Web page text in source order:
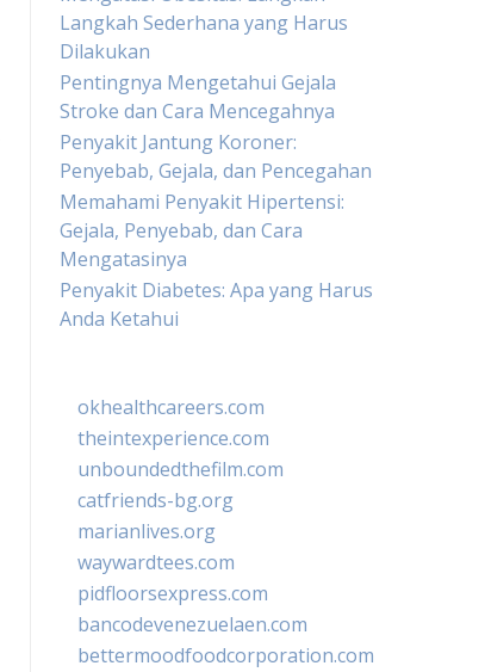
Langkah Sederhana yang Harus
Dilakukan
Pentingnya Mengetahui Gejala
Stroke dan Cara Mencegahnya
Penyakit Jantung Koroner:
Penyebab, Gejala, dan Pencegahan
Memahami Penyakit Hipertensi:
Gejala, Penyebab, dan Cara
Mengatasinya
Penyakit Diabetes: Apa yang Harus
Anda Ketahui
okhealthcareers.com
theintexperience.com
unboundedthefilm.com
catfriends-bg.org
marianlives.org
waywardtees.com
pidfloorsexpress.com
bancodevenezuelaen.com
bettermoodfoodcorporation.com